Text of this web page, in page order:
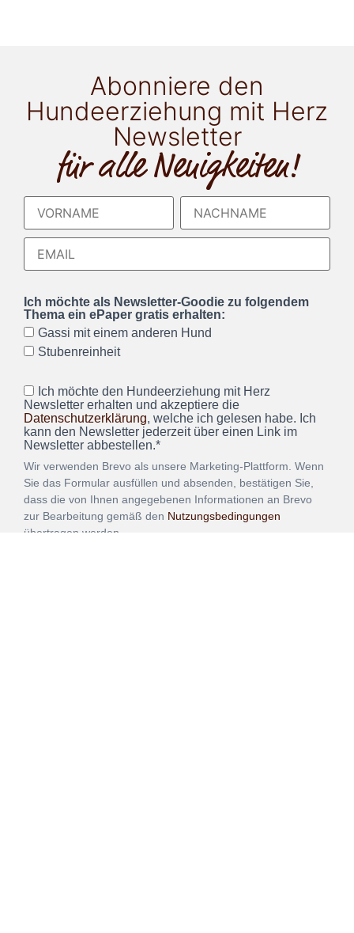
Abonniere den
Hundeerziehung mit Herz
Newsletter
für alle Neuigkeiten!
Ich möchte als Newsletter-Goodie zu folgendem
Thema ein ePaper gratis erhalten:
Gassi mit einem anderen Hund
Stubenreinheit
Ich möchte den Hundeerziehung mit Herz
Newsletter erhalten und akzeptiere die
Datenschutzerklärung, welche ich gelesen habe. Ich
kann den Newsletter jederzeit über einen Link im
Newsletter abbestellen.*
Wir verwenden Brevo als unsere Marketing-Plattform. Wenn
Sie das Formular ausfüllen und absenden, bestätigen Sie,
dass die von Ihnen angegebenen Informationen an Brevo
zur Bearbeitung gemäß den Nutzungsbedingungen
übertragen werden.